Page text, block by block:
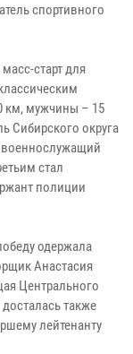
спортивного
старт для
км, мужчины – 15
Сибирского округа
военнослужащий
стал
полиции
одержала
Анастасия
Центрального
также
лейтенанту